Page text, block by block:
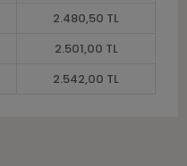
2.480,50 TL
2.501,00 TL
2.542,00 TL